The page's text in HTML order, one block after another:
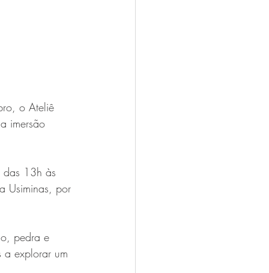
o Ateliê
imersão
das 13h às
Usiminas, por
pedra e
a explorar um